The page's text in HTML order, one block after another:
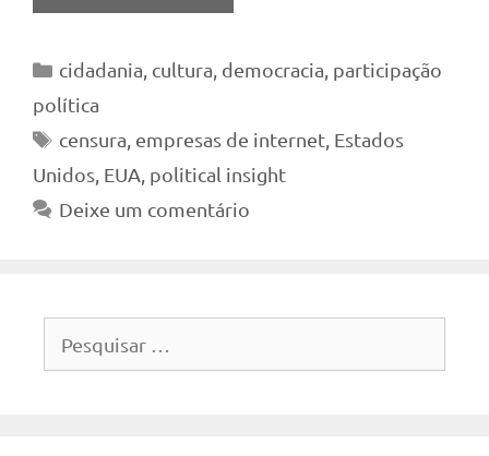
Categorias
cidadania cultura democracia participação
política
Tags
censura empresas de internet, Estados
Unidos EUA political insight
Deixe um comentário
por: